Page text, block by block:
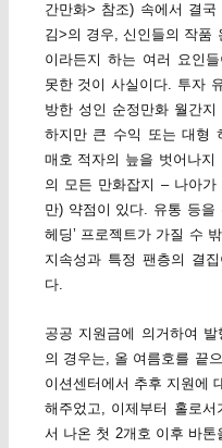
간만화> 참조) 속에서 결
김>의 경우, 신인들의 작품
이라든지 하는 여러 요인
못한 것이 사실이다. 투자
방한 성인 순정만화 월간
하지만 큰 수익 또는 대형
매호 적자의 늪을 벗어나지
의 모든 만화잡지 – 나아
만) 약점이 있다. 유통 등을
헤딩’ 프로젝트가 가질 수
지속성과 특정 팬층의 결
다.
공공 지원금에 의거하여
의 경우는, 올 여름호를 끝
이션센터에서 추후 지원에
해주었고, 이제부터 홀로
서 나온 첫 2개호 이후 바톤